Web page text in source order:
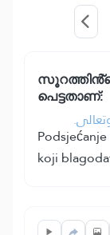
പെട്ടതാണ്:
koji